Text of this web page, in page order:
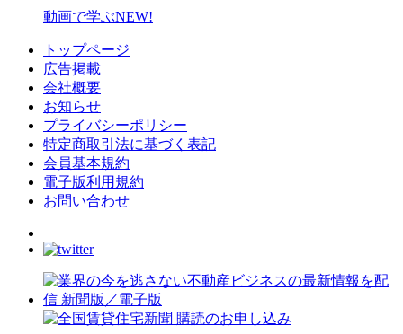
動画で学ぶNEW!
トップページ
広告掲載
会社概要
お知らせ
プライバシーポリシー
特定商取引法に基づく表記
会員基本規約
電子版利用規約
お問い合わせ